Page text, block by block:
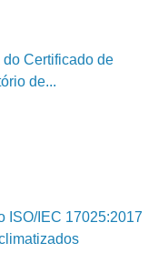
Certificado de
de...
ISO/IEC 17025:2017